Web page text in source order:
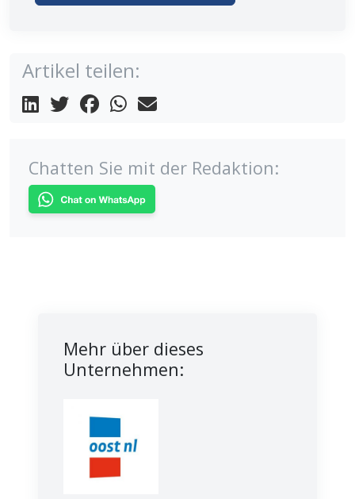
Artikel teilen:
Chatten Sie mit der Redaktion:
Mehr über dieses
Unternehmen: